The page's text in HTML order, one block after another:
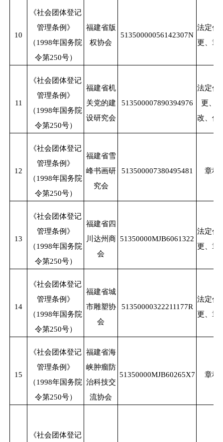
10
《社会团体登记
管理条例》
（1998年国务院
令第250号）
福建省版
权协会
51350000056142307N
法定代
更、章
11
《社会团体登记
管理条例》
（1998年国务院
令第250号）
福建省机
关党的建
设研究会
513500007890394976
法定代
更、
改、住
12
《社会团体登记
管理条例》
（1998年国务院
令第250号）
福建省雪
峰书画研
究会
513500007380495481 章程
13
《社会团体登记
管理条例》
（1998年国务院
令第250号）
福建省四
川达州商
会
51350000MJB6061322
法定代
更、章
14
《社会团体登记
管理条例》
（1998年国务院
令第250号）
福建省城
市雕塑协
会
51350000322211177R
法定代
更、章
15
《社会团体登记
管理条例》
（1998年国务院
令第250号）
福建省海
峡肿瘤防
治科技交
流协会
51350000MJB60265X7 章程
《社会团体登记